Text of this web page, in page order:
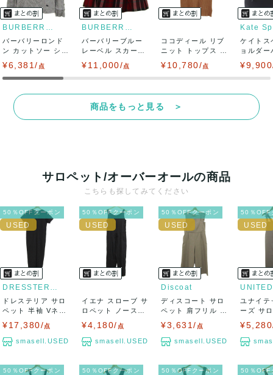
出荷目安：5営業日以内
出荷予定日：なるべく最短で発送致します。
兵庫県から出荷
BURBERRY LONDON
バーバリーロンド
ン カットソー シャ
ツ トップス ...
¥6,381/ 点
BURBERRY BLUE LABEL
バーバリーブルー
レーベル スカート
ボトムス フレ...
¥11,000/点
ココディール リブ
ニット トップス ノ
ースリーブ ...
¥10,780/点
Kate
ケイトス
ョルダ
イロン
商品をもっと見る ＞
サロペット/オーバーオールの商品
こちらも探してみてください
50％OFFクーポン
DRESSTERIOR
ドレステリア サロ
ペット 半袖 Vネッ
ク ウール混...
¥17,380/点
smasell.USED
50％OFFクーポン
イエナ スローブ サ
ロペット ノースリ
ーブ ストレ...
¥4,180/ 点
smasell.USED
50％OFFクーポン
Discoat
ディスコート サロ
ペット 肩フリル ア
シンメトリー...
¥3,631/ 点
smasell.USED
50％OFF
ユナイテ
ーズ サ
ャンパ
50％OFFクーポン 50％OFFクーポン 50％OFFクーポン 50％OFF